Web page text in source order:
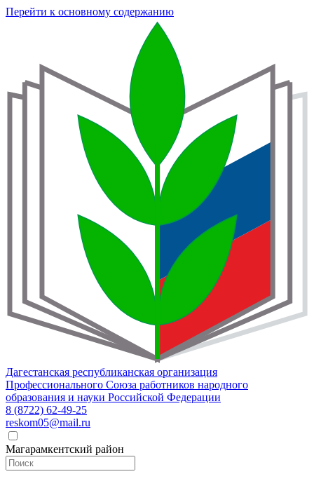
Перейти к основному содержанию
Дагестанская республиканская организация
Профессионального Союза работников народного
образования и науки Российской Федерации
8 (8722) 62-49-25
reskom05@mail.ru
Магарамкентский район